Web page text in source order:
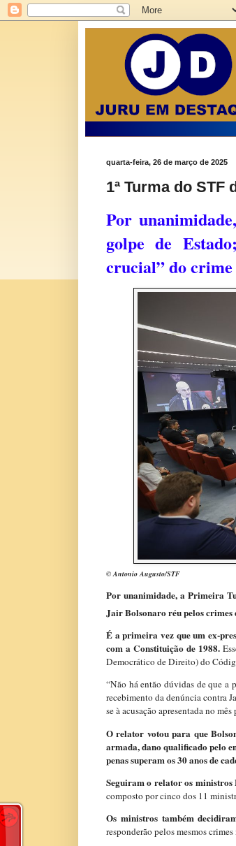
quarta-feira, 26 de março de 2025
1ª Turma do
Por
golpe de
crucial” do crime
© Antonio Augusto/STF
Por unanimidade, a Primeira
Jair Bolsonaro réu pelos crimes
É a primeira vez que um ex-
com a Constituição de 1988.
Democrático de Direito) do
“Não há então dúvidas de que a
recebimento da denúncia contra
se à acusação apresentada no
O relator votou para que
armada, dano qualificado pelo
penas superam os 30 anos de
Seguiram o relator os
composto por cinco dos 11
Os ministros também
responderão pelos mesmos